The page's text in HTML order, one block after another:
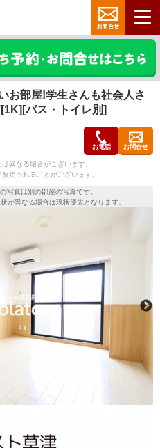
お部屋!学生さんも社会人さ
バス・トイレ別]
お電話 お問合せ
異なる場合がございます。
定されることがございます。
写真は別の部屋の写真です。
異なる場合は現状優先となります。